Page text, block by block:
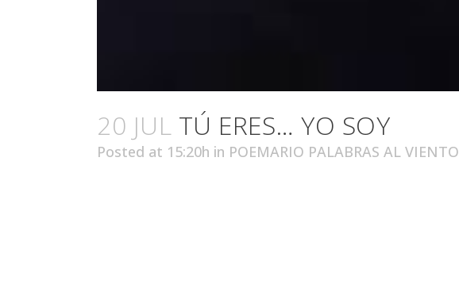
20 JUL TÚ ERES… YO SOY
Posted at 15:20h in POEMARIO PALABRAS AL VIENTO